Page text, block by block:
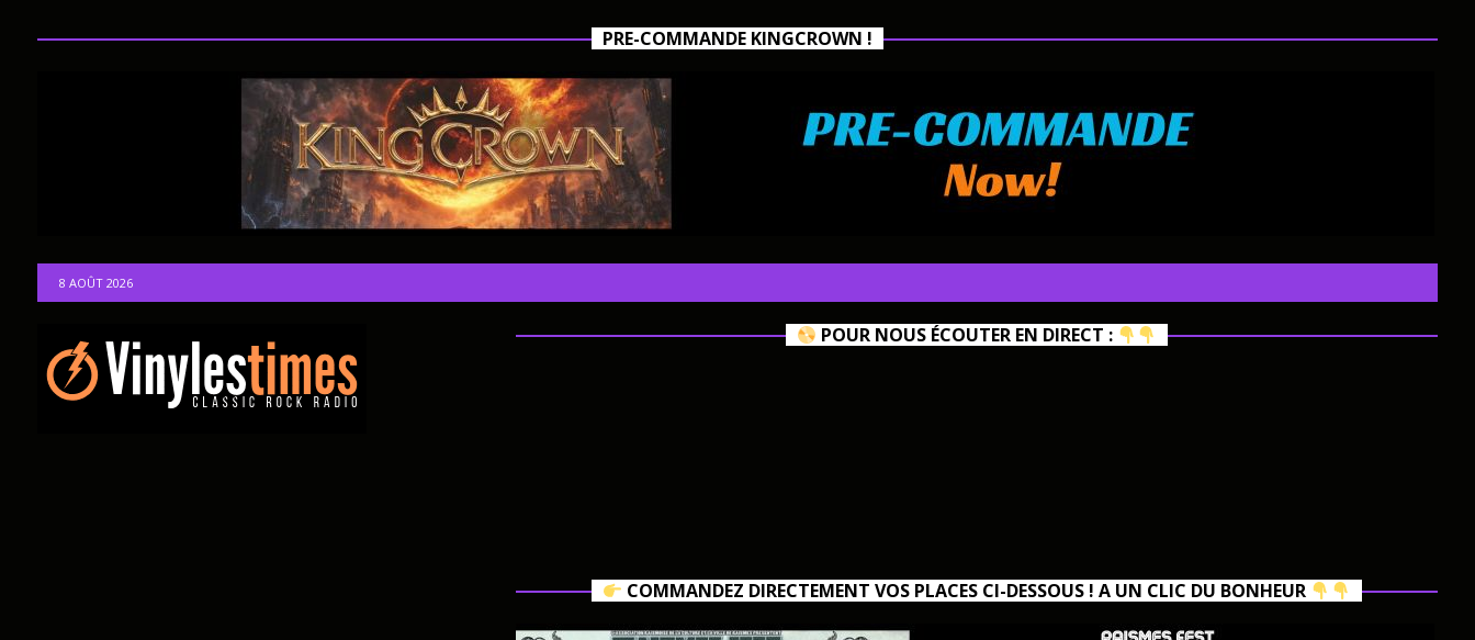
PRE-COMMANDE KINGCROWN !
8 AOÛT 2026
POUR NOUS ÉCOUTER EN DIRECT :
COMMANDEZ DIRECTEMENT VOS PLACES CI-DESSOUS ! A UN CLIC DU BONHEUR